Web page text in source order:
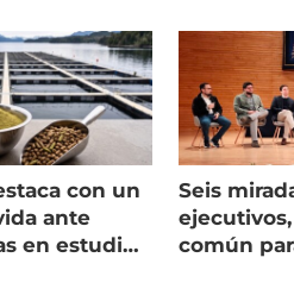
con un
ante
en estudio
Seis
común